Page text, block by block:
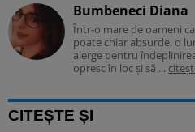
Bumbeneci Diana
Într-o mare de oameni
poate chiar absurde, o
alerge pentru
opresc în loc și să ...
CITEȘTE ȘI